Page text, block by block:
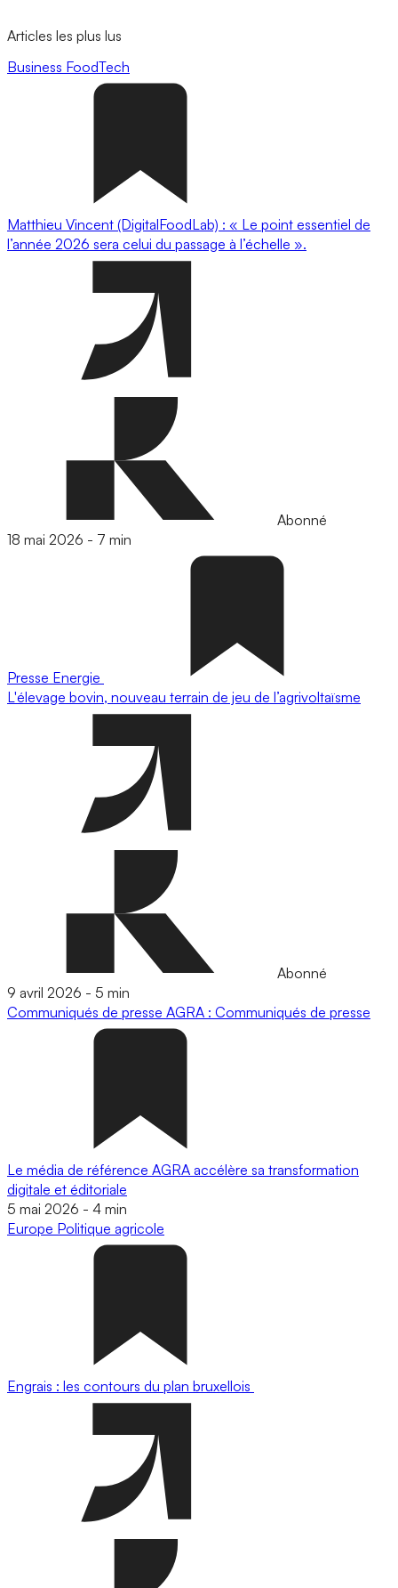
Articles les plus lus
Business FoodTech
Matthieu Vincent (DigitalFoodLab) : « Le point essentiel de
l’année 2026 sera celui du passage à l’échelle ».
Abonné
18 mai 2026 - 7 min
Presse Energie
L'élevage bovin, nouveau terrain de jeu de l’agrivoltaïsme
Abonné
9 avril 2026 - 5 min
Communiqués de presse AGRA : Communiqués de presse
Le média de référence AGRA accélère sa transformation
digitale et éditoriale
5 mai 2026 - 4 min
Europe Politique agricole
Engrais : les contours du plan bruxellois